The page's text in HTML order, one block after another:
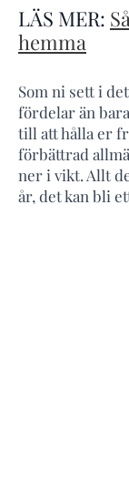
LÄS MER:
hemma
Som ni sett i
fördelar än
till att hålla er
förbättrad
ner i vikt. Allt
år, det kan bli